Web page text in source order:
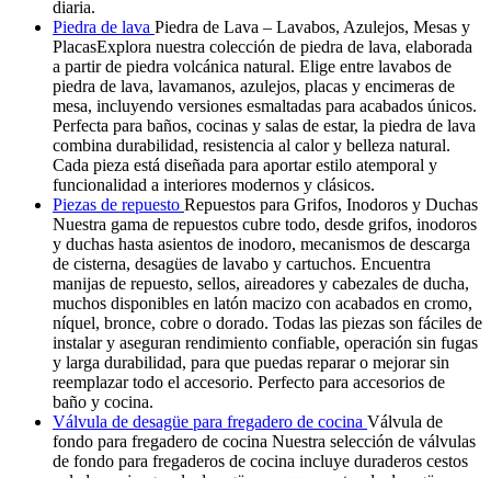
diaria.
Piedra de lava Piedra de Lava – Lavabos, Azulejos, Mesas y
PlacasExplora nuestra colección de piedra de lava, elaborada
a partir de piedra volcánica natural. Elige entre lavabos de
piedra de lava, lavamanos, azulejos, placas y encimeras de
mesa, incluyendo versiones esmaltadas para acabados únicos.
Perfecta para baños, cocinas y salas de estar, la piedra de lava
combina durabilidad, resistencia al calor y belleza natural.
Cada pieza está diseñada para aportar estilo atemporal y
funcionalidad a interiores modernos y clásicos.
Piezas de repuesto Repuestos para Grifos, Inodoros y Duchas
Nuestra gama de repuestos cubre todo, desde grifos, inodoros
y duchas hasta asientos de inodoro, mecanismos de descarga
de cisterna, desagües de lavabo y cartuchos. Encuentra
manijas de repuesto, sellos, aireadores y cabezales de ducha,
muchos disponibles en latón macizo con acabados en cromo,
níquel, bronce, cobre o dorado. Todas las piezas son fáciles de
instalar y aseguran rendimiento confiable, operación sin fugas
y larga durabilidad, para que puedas reparar o mejorar sin
reemplazar todo el accesorio. Perfecto para accesorios de
baño y cocina.
Válvula de desagüe para fregadero de cocina Válvula de
fondo para fregadero de cocina Nuestra selección de válvulas
de fondo para fregaderos de cocina incluye duraderos cestos